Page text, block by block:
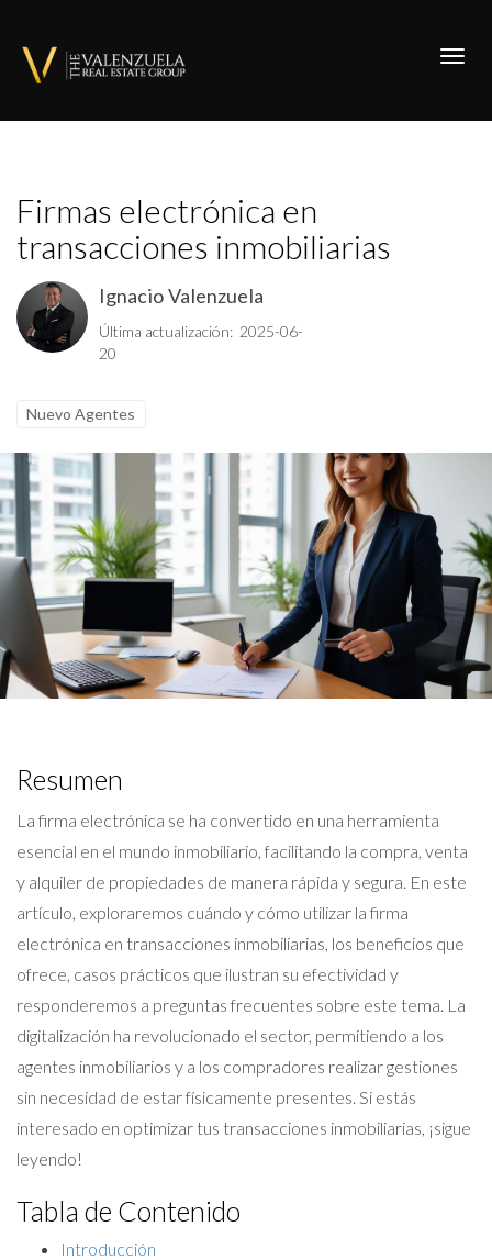
Firmas electrónica en
transacciones inmobiliarias
Ignacio Valenzuela
Última actualización: 2025-06-
20
Nuevo Agentes
Resumen
La firma electrónica se ha convertido en una herramienta
esencial en el mundo inmobiliario, facilitando la compra, venta
y alquiler de propiedades de manera rápida y segura. En este
artículo, exploraremos cuándo y cómo utilizar la firma
electrónica en transacciones inmobiliarias, los beneficios que
ofrece, casos prácticos que ilustran su efectividad y
responderemos a preguntas frecuentes sobre este tema. La
digitalización ha revolucionado el sector, permitiendo a los
agentes inmobiliarios y a los compradores realizar gestiones
sin necesidad de estar físicamente presentes. Si estás
interesado en optimizar tus transacciones inmobiliarias, ¡sigue
leyendo!
Tabla de Contenido
Introducción